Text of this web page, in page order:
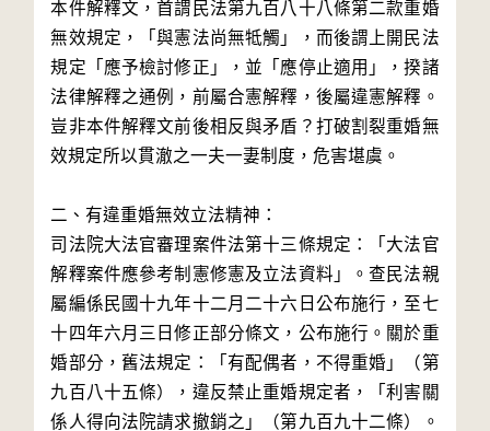
本件解釋文，首謂民法第九百八十八條第二款重婚
無效規定，「與憲法尚無牴觸」，而後謂上開民法
規定「應予檢討修正」，並「應停止適用」，揆諸
法律解釋之通例，前屬合憲解釋，後屬違憲解釋。
豈非本件解釋文前後相反與矛盾？打破割裂重婚無
效規定所以貫澈之一夫一妻制度，危害堪虞。
二、有違重婚無效立法精神：
司法院大法官審理案件法第十三條規定：「大法官
解釋案件應參考制憲修憲及立法資料」。查民法親
屬編係民國十九年十二月二十六日公布施行，至七
十四年六月三日修正部分條文，公布施行。關於重
婚部分，舊法規定：「有配偶者，不得重婚」（第
九百八十五條），違反禁止重婚規定者，「利害關
係人得向法院請求撤銷之」（第九百九十二條）。